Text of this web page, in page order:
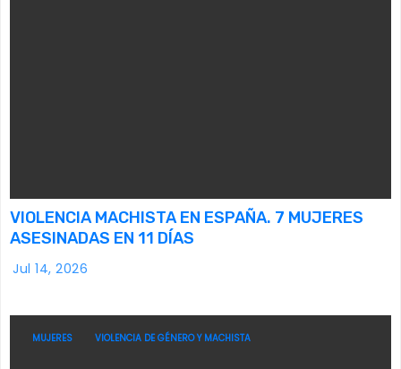
VIOLENCIA MACHISTA EN ESPAÑA. 7 MUJERES
ASESINADAS EN 11 DÍAS
Jul 14, 2026
MUJERES VIOLENCIA DE GÉNERO Y MACHISTA